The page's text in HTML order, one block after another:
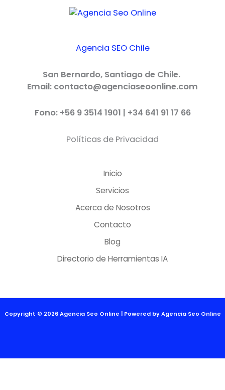
Agencia SEO Chile
San Bernardo, Santiago de Chile.
Email: contacto@agenciaseoonline.com
Fono: +56 9 3514 1901 | +34 641 91 17 66
Políticas de Privacidad
Inicio
Servicios
Acerca de Nosotros
Contacto
Blog
Directorio de Herramientas IA
Copyright © 2026 Agencia Seo Online | Powered by Agencia Seo Online